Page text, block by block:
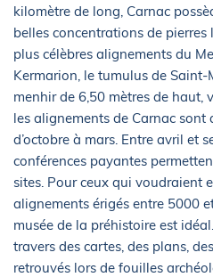
kilomètre de long, Carnac
belles concentrations de pierres
plus célèbres alignements du
Kermarion, le tumulus de
menhir de 6,50 mètres de haut,
les alignements de Carnac sont
d’octobre à mars. Entre avril et
conférences payantes
sites. Pour ceux qui voudraient
alignements érigés entre 5000
musée de la préhistoire est
travers des cartes, des plans,
retrouvés lors de fouilles